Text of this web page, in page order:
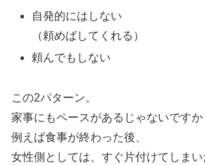
自発的にはしない
（頼めばしてくれる）
頼んでもしない
この2パターン。
家事にもペースがあるじゃないですか
例えば食事が終わった後、
女性側としては、すぐ片付けてしまい